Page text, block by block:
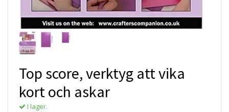
Top score, verktyg att vika
kort och askar
I lager.